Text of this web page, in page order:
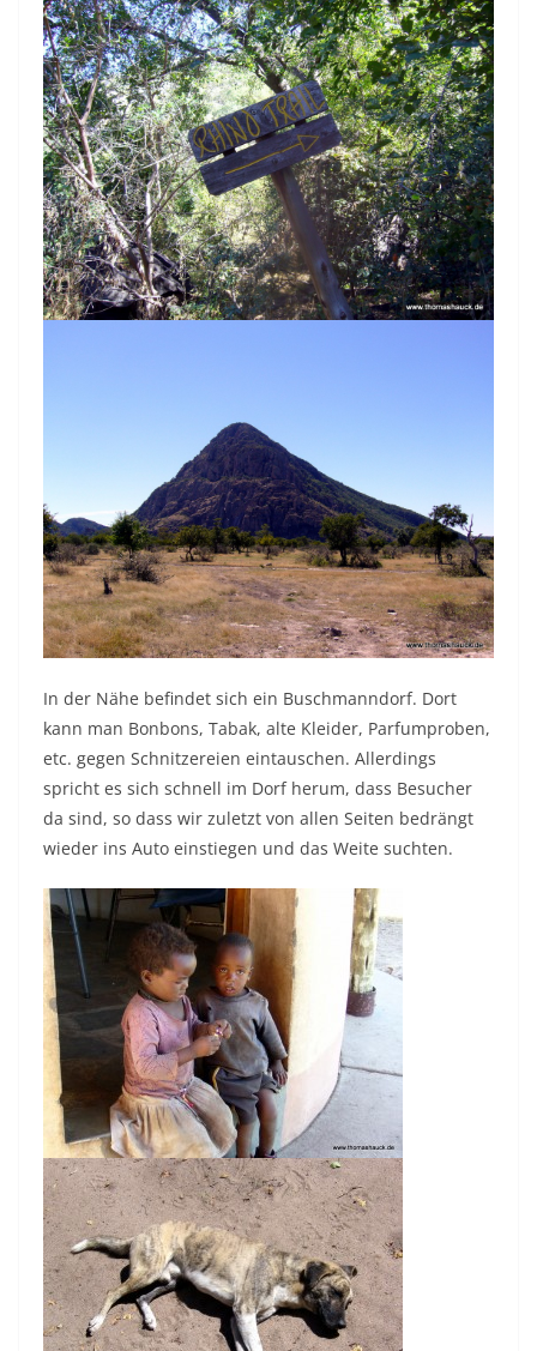
In der Nähe befindet sich ein Buschmanndorf. Dort
kann man Bonbons, Tabak, alte Kleider, Parfumproben,
etc. gegen Schnitzereien eintauschen. Allerdings
spricht es sich schnell im Dorf herum, dass Besucher
da sind, so dass wir zuletzt von allen Seiten bedrängt
wieder ins Auto einstiegen und das Weite suchten.